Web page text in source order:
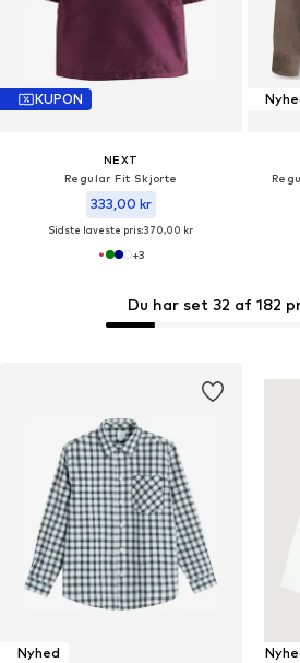
KUPON
NEXT
Regular Fit Skjorte
333,00 kr
Sidste laveste pris:370,00 kr
+3
Du har set 32 af 182
Nyhed